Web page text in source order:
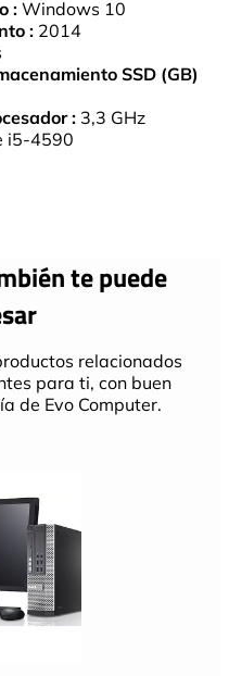
: Windows 10
: 2014
SSD (GB)
: 3,3 GHz
i5-4590
te puede
relacionados
para ti, con buen
de Evo Computer.